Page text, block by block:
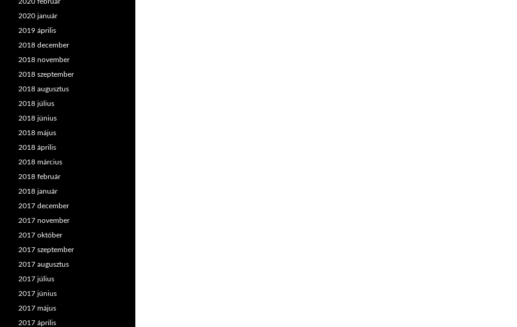
2020 január
2019 április
2018 december
2018 november
2018 szeptember
2018 augusztus
2018 július
2018 június
2018 május
2018 április
2018 március
2018 február
2018 január
2017 december
2017 november
2017 október
2017 szeptember
2017 augusztus
2017 július
2017 június
2017 május
2017 április